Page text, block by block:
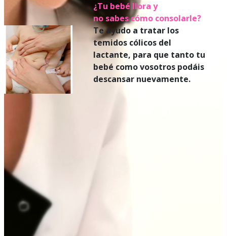
¿Tu bebé llora y
no sabes cómo consolarle?
Te ayudo a tratar los
temidos cólicos del
lactante, para que tanto tu
bebé como vosotros podáis
descansar nuevamente.